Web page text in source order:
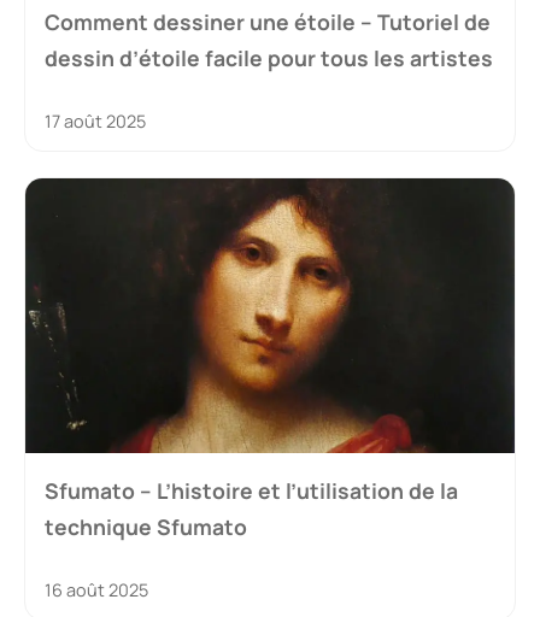
Comment dessiner une étoile – Tutoriel de
dessin d’étoile facile pour tous les artistes
17 août 2025
Sfumato – L’histoire et l’utilisation de la
technique Sfumato
16 août 2025